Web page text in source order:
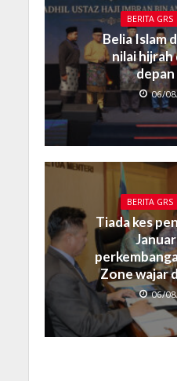
BERITA GRS
Belia Islam
nilai hijrah
depan
06/
BERITA GRS
Tiada kes
Zone wajar
06/